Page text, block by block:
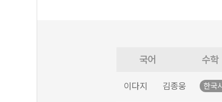
국어 수학
이다지 김종웅 한국